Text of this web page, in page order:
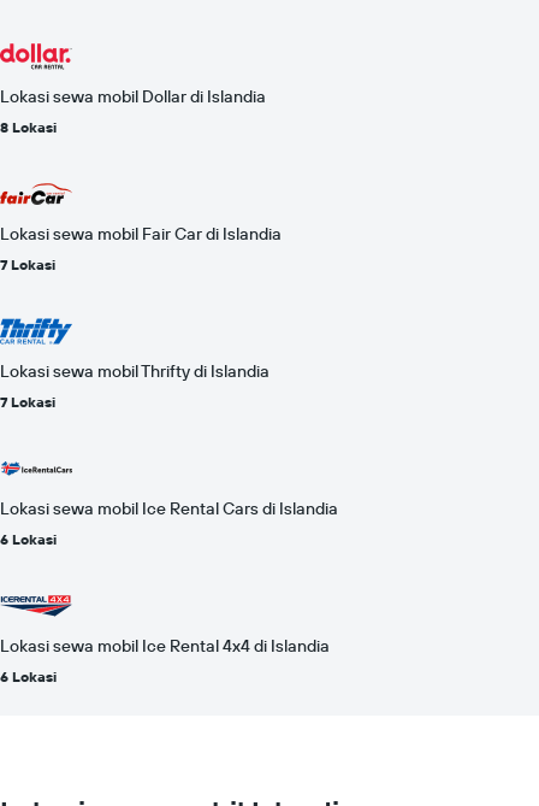
Lokasi sewa mobil Dollar di Islandia
8 Lokasi
Lokasi sewa mobil Fair Car di Islandia
7 Lokasi
Lokasi sewa mobil Thrifty di Islandia
7 Lokasi
Lokasi sewa mobil Ice Rental Cars di Islandia
6 Lokasi
Lokasi sewa mobil Ice Rental 4x4 di Islandia
6 Lokasi